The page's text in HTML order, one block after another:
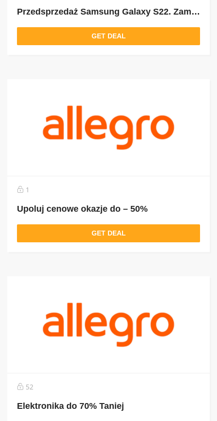
Przedsprzedaż Samsung Galaxy S22. Zamów już dziś i odbierz Galaxy Buds Pro oraz nawet do 3000 zł zwrotu za Twój obecny smartfon!
GET DEAL
1
Upoluj cenowe okazje do – 50%
GET DEAL
52
Elektronika do 70% Taniej